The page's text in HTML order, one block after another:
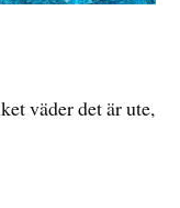
väder det är ute,